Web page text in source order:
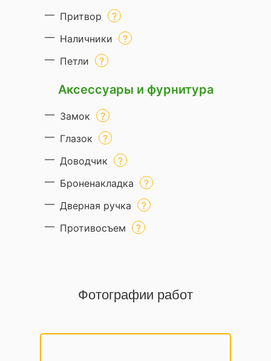
Притвор
Наличники
Петли
Аксессуары и фурнитура
Замок
Глазок
Доводчик
Броненакладка
Дверная ручка
Противосъем
Фотографии работ